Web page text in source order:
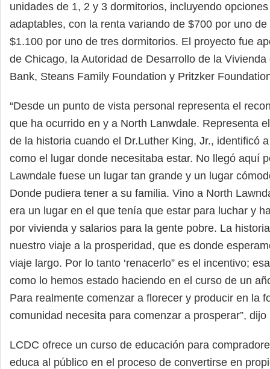
unidades de 1, 2 y 3 dormitorios, incluyendo
adaptables, con la renta variando de $700 por uno
$1.100 por uno de tres dormitorios. El proyecto fue
de Chicago, la Autoridad de Desarrollo de la
Bank, Steans Family Foundation y Pritzker
“Desde un punto de vista personal representa el
que ha ocurrido en y a North Lanwdale. Representa
de la historia cuando el Dr.Luther King, Jr., identificó
como el lugar donde necesitaba estar. No llegó aquí
Lawndale fuese un lugar tan grande y un lugar
Donde pudiera tener a su familia. Vino a North
era un lugar en el que tenía que estar para luchar y
por vivienda y salarios para la gente pobre. La
nuestro viaje a la prosperidad, que es donde
viaje largo. Por lo tanto ‘renacerlo” es el incentivo;
como lo hemos estado haciendo en el curso de un
Para realmente comenzar a florecer y producir en la
comunidad necesita para comenzar a prosperar”, dijo
LCDC ofrece un curso de educación para
educa al público en el proceso de convertirse en